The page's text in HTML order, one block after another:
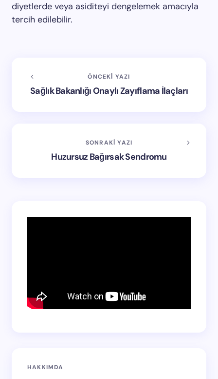
diyetlerde veya asiditeyi dengelemek amacıyla
tercih edilebilir.
ÖNCEKI YAZI
Sağlık Bakanlığı Onaylı Zayıflama İlaçları
SONRAKI YAZI
Huzursuz Bağırsak Sendromu
HAKKIMDA